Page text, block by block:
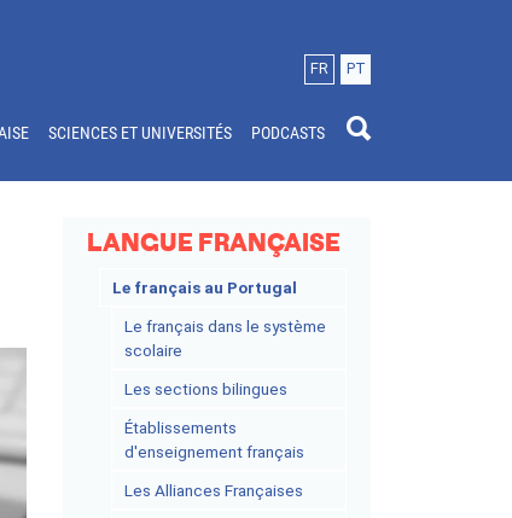
FR PT
SCIENCES ET UNIVERSITÉS PODCASTS
LANGUE FRANÇAISE
Le français au Portugal
Le français dans le système
scolaire
Les sections bilingues
Établissements
d'enseignement français
Les Alliances Françaises